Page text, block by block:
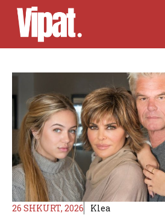
Skip
content
26 SHKURT, 2026 Klea